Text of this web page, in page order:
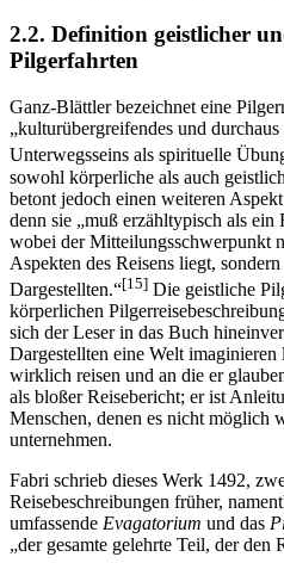
2.2. Definition geistlicher
Pilgerfahrten
Ganz-Blättler bezeichnet eine
„kulturübergreifendes und
Unterwegsseins als spirituelle
sowohl körperliche als auch
betont jedoch einen weiteren
denn sie „muß erzähltypisch als ein
wobei der Mitteilungsschwerpunkt
Aspekten des Reisens liegt,
Dargestellten.“[15] Die geistliche
körperlichen
sich der Leser in das Buch
Dargestellten eine Welt imaginieren
wirklich reisen und an die er
als bloßer Reisebericht; er ist
Menschen, denen es nicht möglich
unternehmen.
Fabri schrieb dieses Werk 1492,
Reisebeschreibungen früher,
umfassende Evagatorium und das
„der gesamte gelehrte Teil, der